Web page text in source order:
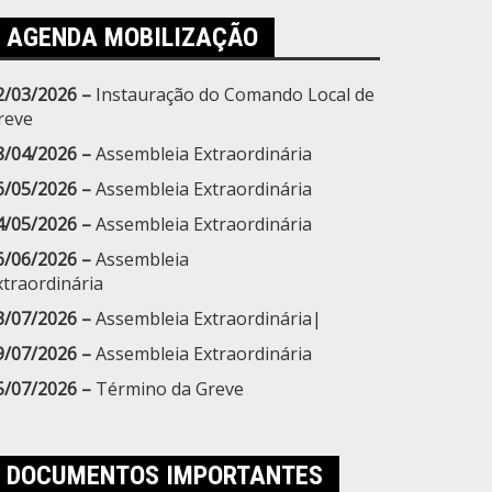
AGENDA MOBILIZAÇÃO
03/2026 – Instauração do Comando Local de
04/2026 –Assembleia Extraordinária
05/2026 –Assembleia Extraordinária
05/2026 –Assembleia Extraordinária
06/2026 –Assembleia
07/2026 –Assembleia Extraordinária|
07/2026 –Assembleia Extraordinária
07/2026 – Término da Greve
DOCUMENTOS IMPORTANTES